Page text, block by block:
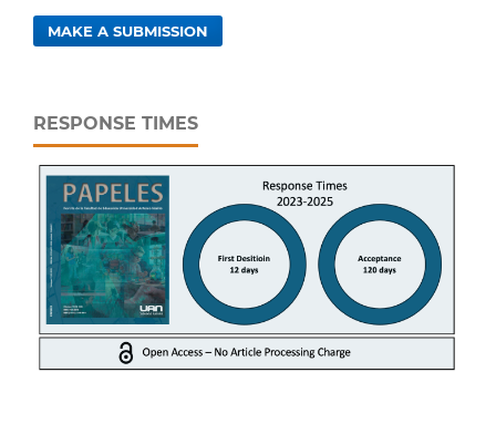
MAKE A SUBMISSION
RESPONSE TIMES